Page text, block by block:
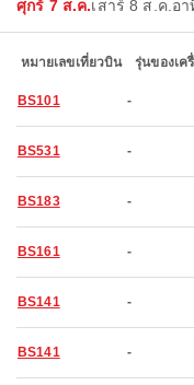
ศุกร์ 7 ส.ค.เสาร์ 8 ส.ค. อา
หมายเลขเที่ยวบิน รุ่นของเค
BS101 -
BS531 -
BS183 -
BS161 -
BS141 -
BS141 -